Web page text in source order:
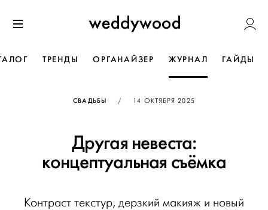
к содержанию
Weddywood
ТРЕНДЫ ОРГАНАЙЗЕР ЖУРНАЛ ГАЙДЫ
СВАДЬБЫ / ОПУБЛИКОВАНО
14 ОКТЯБРЯ 2025
Другая невеста:
концептуальная съёмка
Контраст текстур, дерзкий макияж и новый